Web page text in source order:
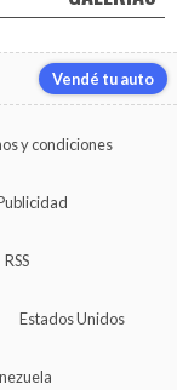
Vendé tu auto
y condiciones
RSS
Estados Unidos